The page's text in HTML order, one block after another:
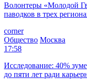
Волонтеры «Молодой
паводков в трех
corner
Общество Москва
17:58
Исследование: 40%
до пяти лет ради